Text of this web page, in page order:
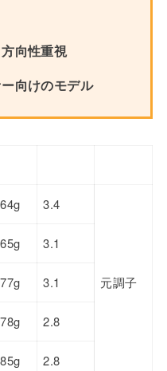
向性重視
向けのモデル
64g 3.4
元調子
65g 3.1
77g 3.1
78g 2.8
85g 2.8